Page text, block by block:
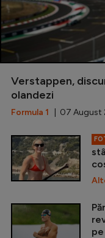
Verstappen,
olandezi
Formula 1 | 07 August